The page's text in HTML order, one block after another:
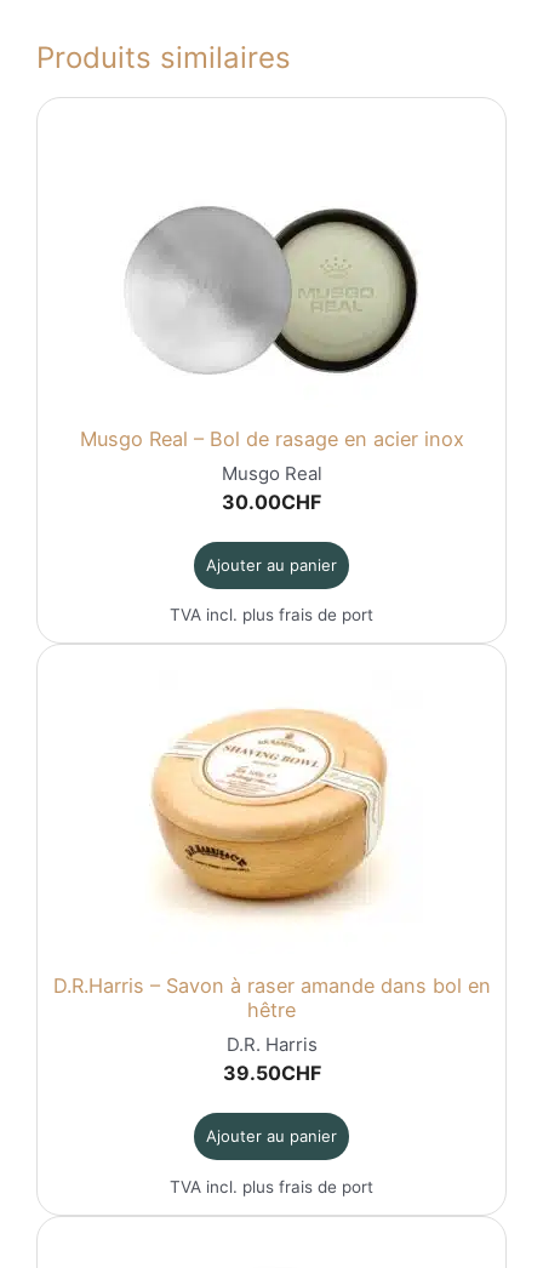
Produits similaires
Musgo Real – Bol de rasage en acier inox
Musgo Real
30.00CHF
Ajouter au panier
TVA incl. plus frais de port
D.R.Harris – Savon à raser amande dans bol en
hêtre
D.R. Harris
39.50CHF
Ajouter au panier
TVA incl. plus frais de port